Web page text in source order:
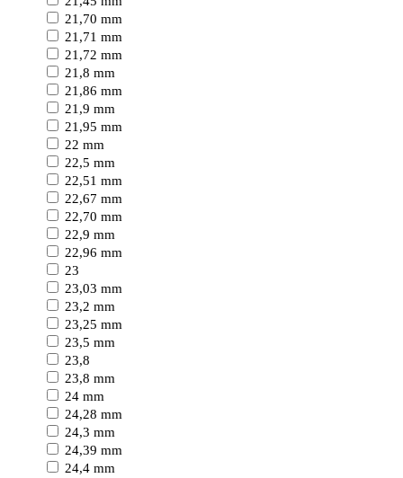
21,70 mm
21,71 mm
21,72 mm
21,8 mm
21,86 mm
21,9 mm
21,95 mm
22 mm
22,5 mm
22,51 mm
22,67 mm
22,70 mm
22,9 mm
22,96 mm
23
23,03 mm
23,2 mm
23,25 mm
23,5 mm
23,8
23,8 mm
24 mm
24,28 mm
24,3 mm
24,39 mm
24,4 mm